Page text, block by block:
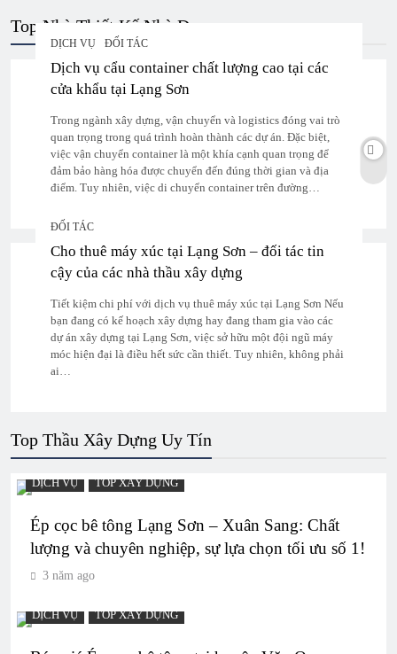
Top Nhà Thiết Kế Nhà Đẹp
DỊCH VỤ ĐỐI TÁC
Dịch vụ cẩu container chất lượng cao tại các
cửa khẩu tại Lạng Sơn
Trong ngành xây dựng, vận chuyển và logistics đóng vai trò
quan trọng trong quá trình hoàn thành các dự án. Đặc biệt,
việc vận chuyển container là một khía cạnh quan trọng để
đảm bảo hàng hóa được chuyển đến đúng thời gian và địa
điểm. Tuy nhiên, việc di chuyển container trên đường…
ĐỐI TÁC
Cho thuê máy xúc tại Lạng Sơn – đối tác tin
cậy của các nhà thầu xây dựng
Tiết kiệm chi phí với dịch vụ thuê máy xúc tại Lạng Sơn Nếu
bạn đang có kế hoạch xây dựng hay đang tham gia vào các
dự án xây dựng tại Lạng Sơn, việc sở hữu một đội ngũ máy
móc hiện đại là điều hết sức cần thiết. Tuy nhiên, không phải
ai…
Top Thầu Xây Dựng Uy Tín
DỊCH VỤ TOP XÂY DỰNG
Ép cọc bê tông Lạng Sơn – Xuân Sang: Chất
lượng và chuyên nghiệp, sự lựa chọn tối ưu số 1!
3 năm ago
DỊCH VỤ TOP XÂY DỰNG